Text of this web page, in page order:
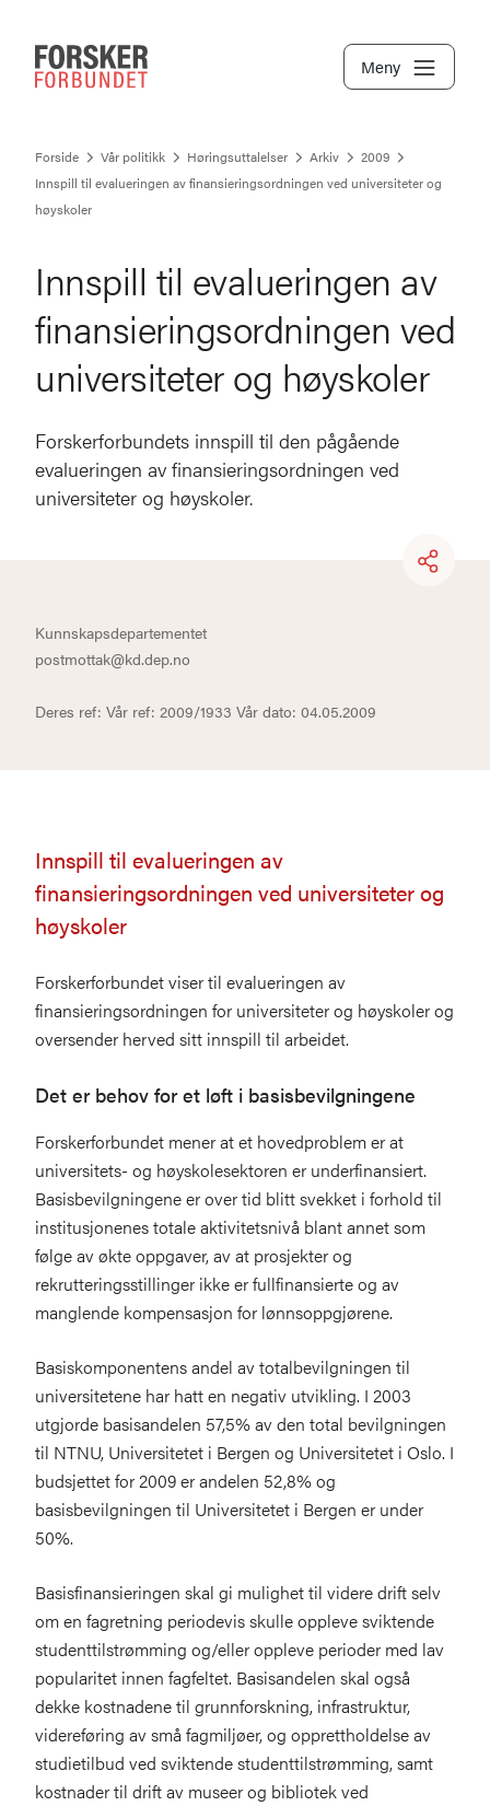
Meny
Forside Vår politikk Høringsuttalelser Arkiv
2009
Innspill til evalueringen av finansieringsordningen ved universiteter og
høyskoler
Innspill til evalueringen av
finansieringsordningen ved
universiteter og høyskoler
Forskerforbundets innspill til den pågående
evalueringen av finansieringsordningen ved
universiteter og høyskoler.
Kunnskapsdepartementet
postmottak@kd.dep.no
Deres ref: Vår ref: 2009/1933 Vår dato: 04.05.2009
Innspill til evalueringen av
finansieringsordningen ved universiteter og
høyskoler
Forskerforbundet viser til evalueringen av
finansieringsordningen for universiteter og høyskoler og
oversender herved sitt innspill til arbeidet.
Det er behov for et løft i basisbevilgningene
Forskerforbundet mener at et hovedproblem er at
universitets- og høyskolesektoren er underfinansiert.
Basisbevilgningene er over tid blitt svekket i forhold til
institusjonenes totale aktivitetsnivå blant annet som
følge av økte oppgaver, av at prosjekter og
rekrutteringsstillinger ikke er fullfinansierte og av
manglende kompensasjon for lønnsoppgjørene.
Basiskomponentens andel av totalbevilgningen til
universitetene har hatt en negativ utvikling. I 2003
utgjorde basisandelen 57,5% av den total bevilgningen
til NTNU, Universitetet i Bergen og Universitetet i Oslo. I
budsjettet for 2009 er andelen 52,8% og
basisbevilgningen til Universitetet i Bergen er under
50%.
Basisfinansieringen skal gi mulighet til videre drift selv
om en fagretning periodevis skulle oppleve sviktende
studenttilstrømming og/eller oppleve perioder med lav
popularitet innen fagfeltet. Basisandelen skal også
dekke kostnadene til grunnforskning, infrastruktur,
videreføring av små fagmiljøer, og opprettholdelse av
studietilbud ved sviktende studenttilstrømming, samt
kostnader til drift av museer og bibliotek ved